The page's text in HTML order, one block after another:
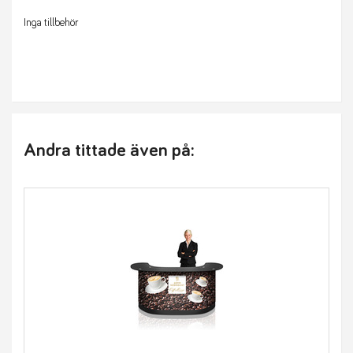
Inga tillbehör
Andra tittade även på: